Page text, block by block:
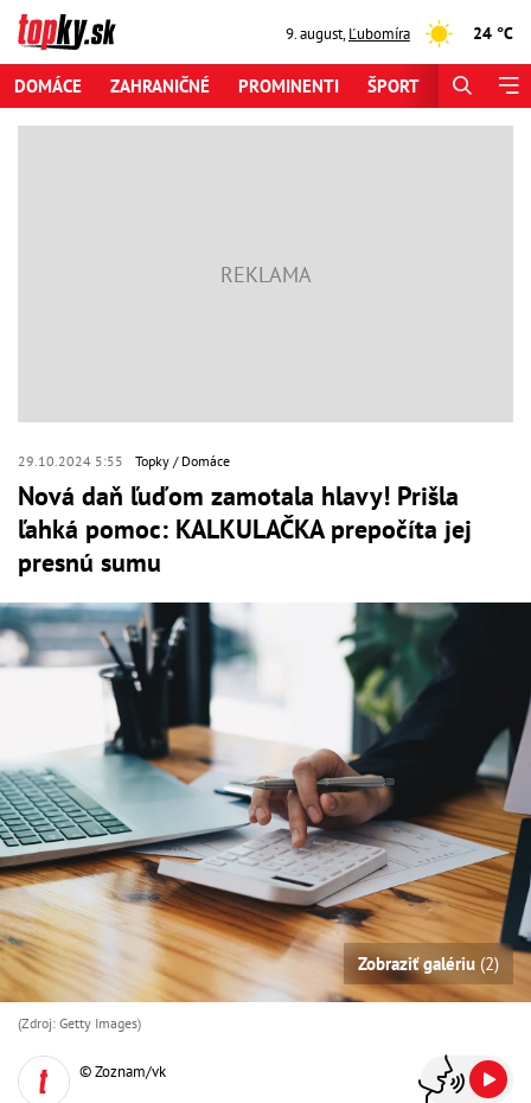
9. august,Ľubomíra 24 °C
DOMÁCE ZAHRANIČNÉ PROMINENTI ŠPORT
29.10.2024 5:55 Topky Domáce
Nová daň ľuďom zamotala hlavy! Prišla
ľahká pomoc: KALKULAČKA prepočíta jej
presnú sumu
Zobraziť galériu (2)
(Zdroj: Getty Images)
© Zoznam/vk